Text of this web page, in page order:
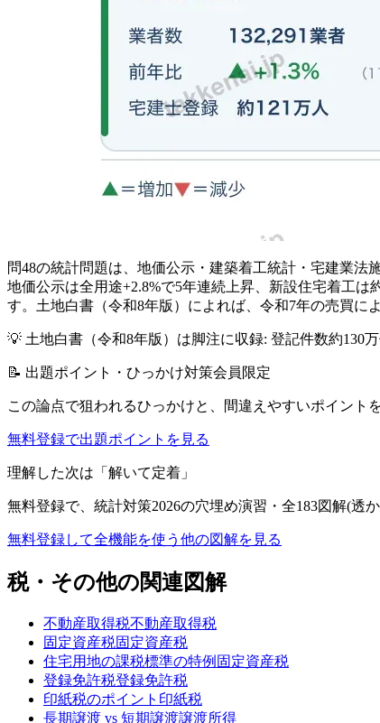
問48の統計問題は、地価公示・建築着工統計・宅建業法
地価公示は全用途+2.8%で5年連続上昇、新設住宅着工
す。土地白書（令和8年版）によれば、令和7年の売買に
💡 土地白書（令和8年版）は脚注に収録: 登記件数約130
📝 出題ポイント・ひっかけ対策会員限定
この論点で狙われるひっかけと、間違えやすいポイント
無料登録で出題ポイントを見る
理解した次は「解いて定着」
無料登録で、 統計対策2026の穴埋め演習・全183図解(透
無料登録して全機能を使う 他の図解を見る
税・その他の関連図解
不動産取得税不動産取得税
固定資産税固定資産税
住宅用地の課税標準の特例 固定資産税
登録免許税登録免許税
印紙税のポイント 印紙税
長期譲渡 vs 短期譲渡譲渡所得